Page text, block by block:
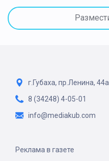
г.Губаха, пр.Ленина, 44а
8 (34248) 4-05-01
info@mediakub.com
Реклама в газете